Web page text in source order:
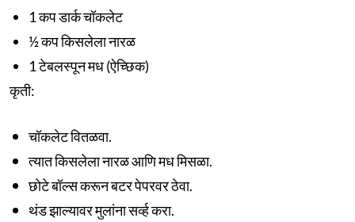
1 कप डार्क चॉकलेट
½ कप किसलेला नारळ
1 टेबलस्पून मध (ऐच्छिक)
कृती:
चॉकलेट वितळवा.
त्यात किसलेला नारळ आणि मध मिसळा.
छोटे बॉल्स करून बटर पेपरवर ठेवा.
थंड झाल्यावर मुलांना सर्व्ह करा.